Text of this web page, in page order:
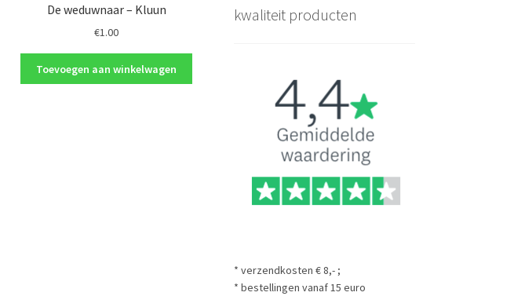
De weduwnaar – Kluun
€1.00
Toevoegen aan winkelwagen
kwaliteit producten
* verzendkosten € 8,- ;
* bestellingen vanaf 15 euro